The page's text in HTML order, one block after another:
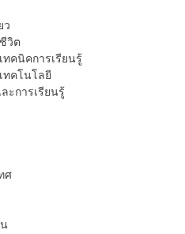
ว
วิต
คนิคการเรียนรู้
ทคโนโลยี
ะการเรียนรู้
ศ